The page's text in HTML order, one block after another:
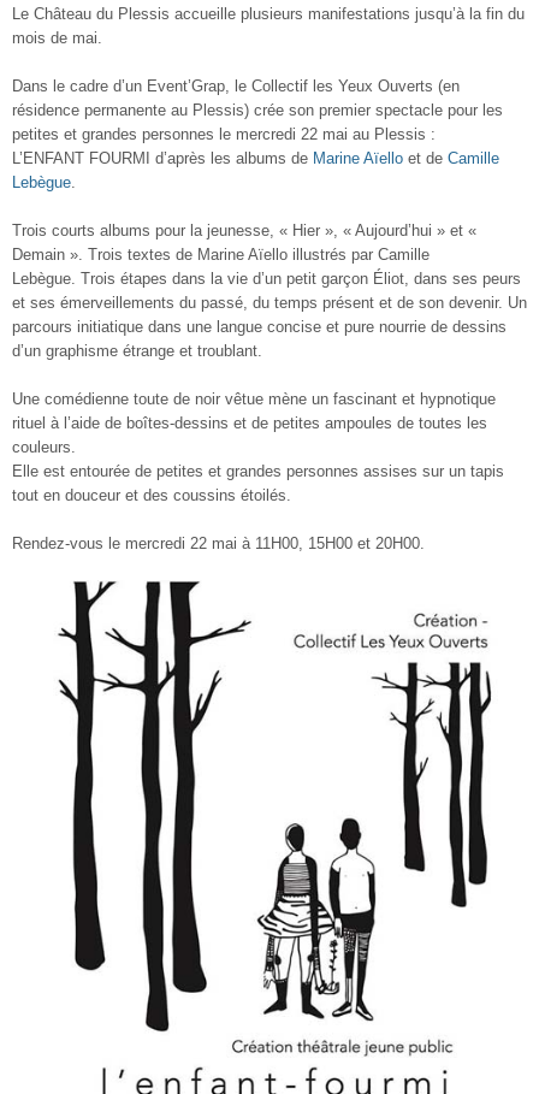
Le Château du Plessis accueille plusieurs manifestations jusqu’à la fin du
mois de mai.
Dans le cadre d’un Event’Grap, le Collectif les Yeux Ouverts (en
résidence permanente au Plessis) crée son premier spectacle pour les
petites et grandes personnes le mercredi 22 mai au Plessis :
L’ENFANT FOURMI d’après les albums de Marine Aïello et de Camille
Lebègue
Trois courts albums pour la jeunesse, « Hier », « Aujourd’hui » et «
Demain ». Trois textes de Marine Aïello illustrés par Camille
Lebègue. Trois étapes dans la vie d’un petit garçon Éliot, dans ses peurs
et ses émerveillements du passé, du temps présent et de son devenir. Un
parcours initiatique dans une langue concise et pure nourrie de dessins
d’un graphisme étrange et troublant.
Une comédienne toute de noir vêtue mène un fascinant et hypnotique
rituel à l’aide de boîtes-dessins et de petites ampoules de toutes les
couleurs.
Elle est entourée de petites et grandes personnes assises sur un tapis
tout en douceur et des coussins étoilés.
Rendez-vous le mercredi 22 mai à 11H00, 15H00 et 20H00.